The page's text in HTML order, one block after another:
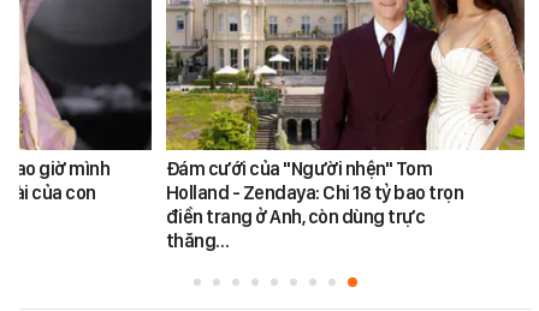
bao giờ mình
của con
Đám cưới của "Người nhện" Tom
Holland - Zendaya: Chi 18 tỷ bao trọn
điền trang ở Anh, còn dùng trực
thăng…